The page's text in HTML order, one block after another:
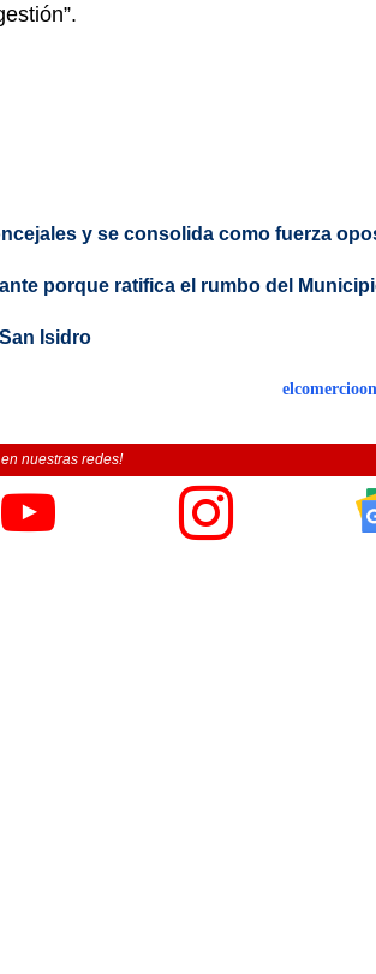
y se consolida como fuerza
porque ratifica el rumbo del
Isidro
nuestras redes!